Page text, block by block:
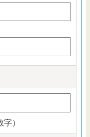
）